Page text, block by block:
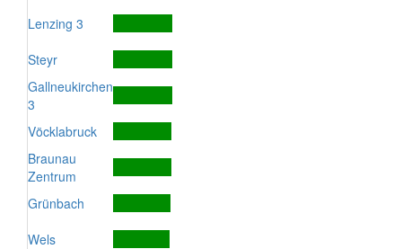
Lenzing 3
Steyr
Gallneukirchen
3
Vöcklabruck
Braunau
Zentrum
Grünbach
Wels